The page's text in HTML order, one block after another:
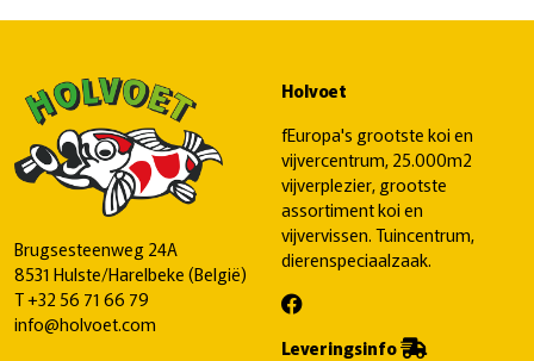
Brugsesteenweg 24A
8531 Hulste/Harelbeke (België)
T+32 56 71 66 79
info@holvoet.com
Holvoet
fEuropa's grootste koi en
vijvercentrum, 25.000m2
vijverplezier, grootste
assortiment koi en
vijvervissen. Tuincentrum,
dierenspeciaalzaak.
Leveringsinfo